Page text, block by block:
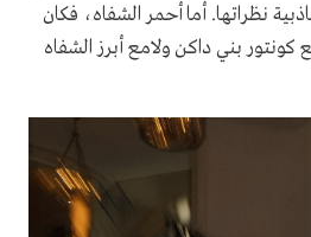
نظراتها. أما أحمر الشفاه، فكان
بني داكن ولامع أبرز الشفاه